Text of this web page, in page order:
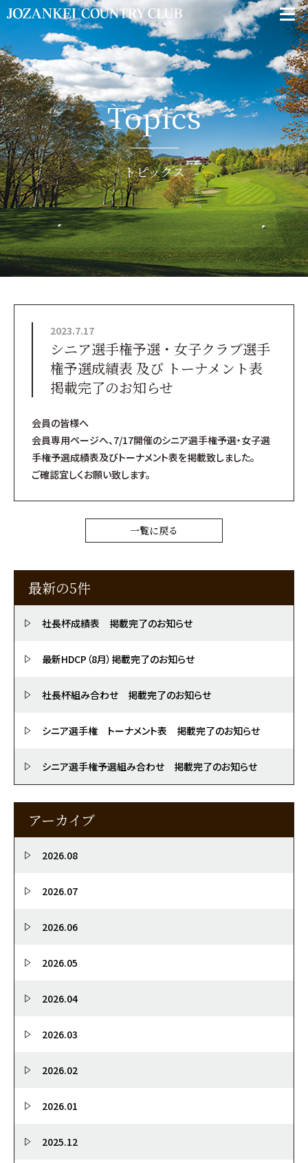
Topics
トピックス
2023.7.17
シニア選手権予選・女子クラブ選手
権予選成績表 及び トーナメント表
掲載完了のお知らせ
会員の皆様へ
会員専用ページへ、7/17開催のシニア選手権予選・女子選
手権予選成績表及びトーナメント表を掲載致しました。
ご確認宜しくお願い致します。
一覧に戻る
最新の5件
社長杯成績表 掲載完了のお知らせ
最新HDCP（8月）掲載完了のお知らせ
社長杯組み合わせ 掲載完了のお知らせ
シニア選手権 トーナメント表 掲載完了のお知らせ
シニア選手権予選組み合わせ 掲載完了のお知らせ
アーカイブ
2026.08
2026.07
2026.06
2026.05
2026.04
2026.03
2026.02
2026.01
2025.12